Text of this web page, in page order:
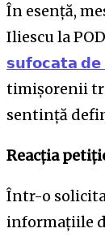
În esență,
Iliescu la
𝘀𝘂𝗳𝗼𝗰𝗮𝘁𝗮 𝗱𝗲
timișorenii
sentință
Reacția
Într-o
informațiile